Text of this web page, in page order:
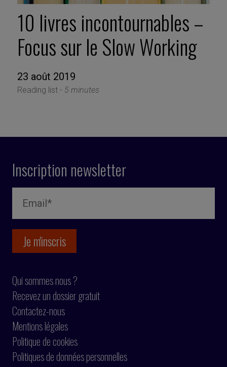
10 livres incontournables –
Focus sur le Slow Working
23 août 2019
Reading list - 5 minutes
Inscription newsletter
Qui sommes nous ?
Recevez un dossier gratuit
Contactez-nous
Mentions légales
Politique de cookies
Politiques de données personnelles